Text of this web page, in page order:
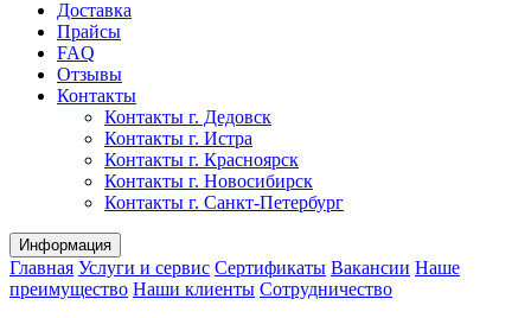
Доставка
Прайсы
FAQ
Отзывы
Контакты
Контакты г. Дедовск
Контакты г. Истра
Контакты г. Красноярск
Контакты г. Новосибирск
Контакты г. Санкт-Петербург
Информация
Главная Услуги и сервис Сертификаты Вакансии Наше
преимущество Наши клиенты Сотрудничество